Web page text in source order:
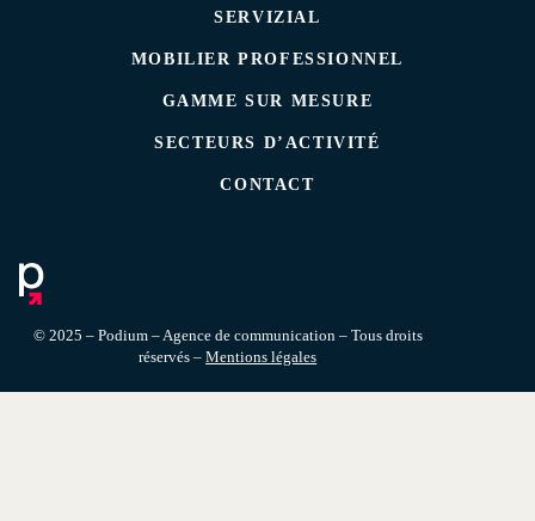
SERVIZIAL
MOBILIER PROFESSIONNEL
GAMME SUR MESURE
SECTEURS D’ACTIVITÉ
CONTACT
© 2025 – Podium – Agence de communication – Tous droits
réservés –Mentions légales